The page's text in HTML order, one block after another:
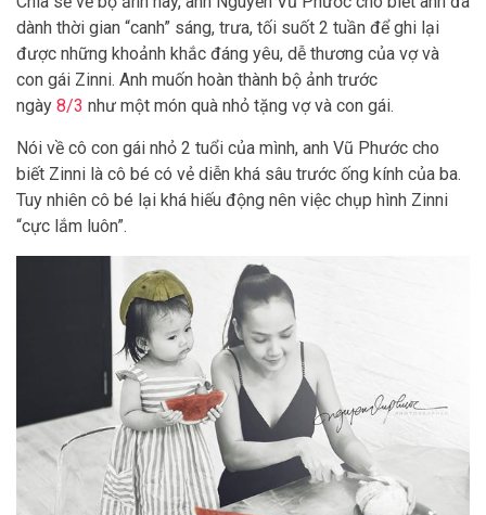
dành thời gian “canh” sáng, trưa, tối suốt 2 tuần để ghi lại
được những khoảnh khắc đáng yêu, dễ thương của vợ và
con gái Zinni. Anh muốn hoàn thành bộ ảnh trước
ngày 8/3 như một món quà nhỏ tặng vợ và con gái.
Nói về cô con gái nhỏ 2 tuổi của mình, anh Vũ Phước cho
biết Zinni là cô bé có vẻ diễn khá sâu trước ống kính của ba.
Tuy nhiên cô bé lại khá hiếu động nên việc chụp hình Zinni
“cực lắm luôn”.